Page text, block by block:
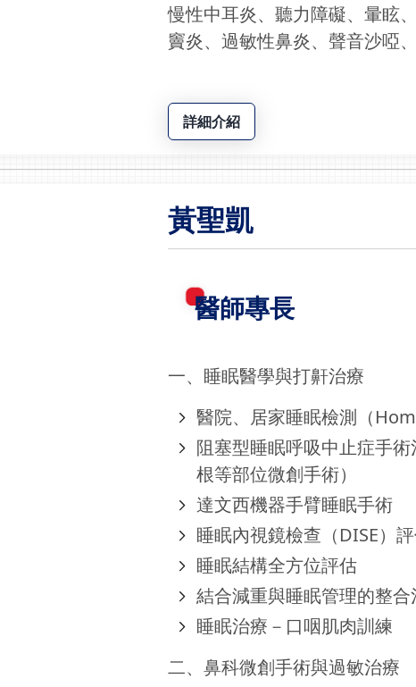
慢性中耳炎、聽力障礙、暈眩
竇炎、過敏性鼻炎、聲音沙啞
詳細介紹
黃聖凱
醫師專長
一、睡眠醫學與打鼾治療
醫院、居家睡眠檢測（
阻塞型睡眠呼吸中止症手
根等部位微創手術）
達文西機器手臂睡眠手術
睡眠內視鏡檢查（DISE）
睡眠結構全方位評估
結合減重與睡眠管理的整合
睡眠治療－口咽肌肉訓練
二、鼻科微創手術與過敏治療